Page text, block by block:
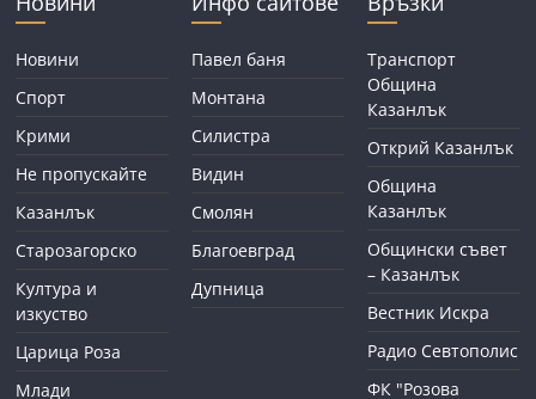
Новини
Спорт
Крими
Не пропускайте
Казанлък
Старозагорско
Култура и
изкуство
Царица Роза
Млади
Павел баня
Монтана
Силистра
Видин
Смолян
Благоевград
Дупница
Транспорт
Община
Казанлък
Открий Казанлък
Община
Казанлък
Общински съвет
– Казанлък
Вестник Искра
Радио Севтополис
ФК "Розова